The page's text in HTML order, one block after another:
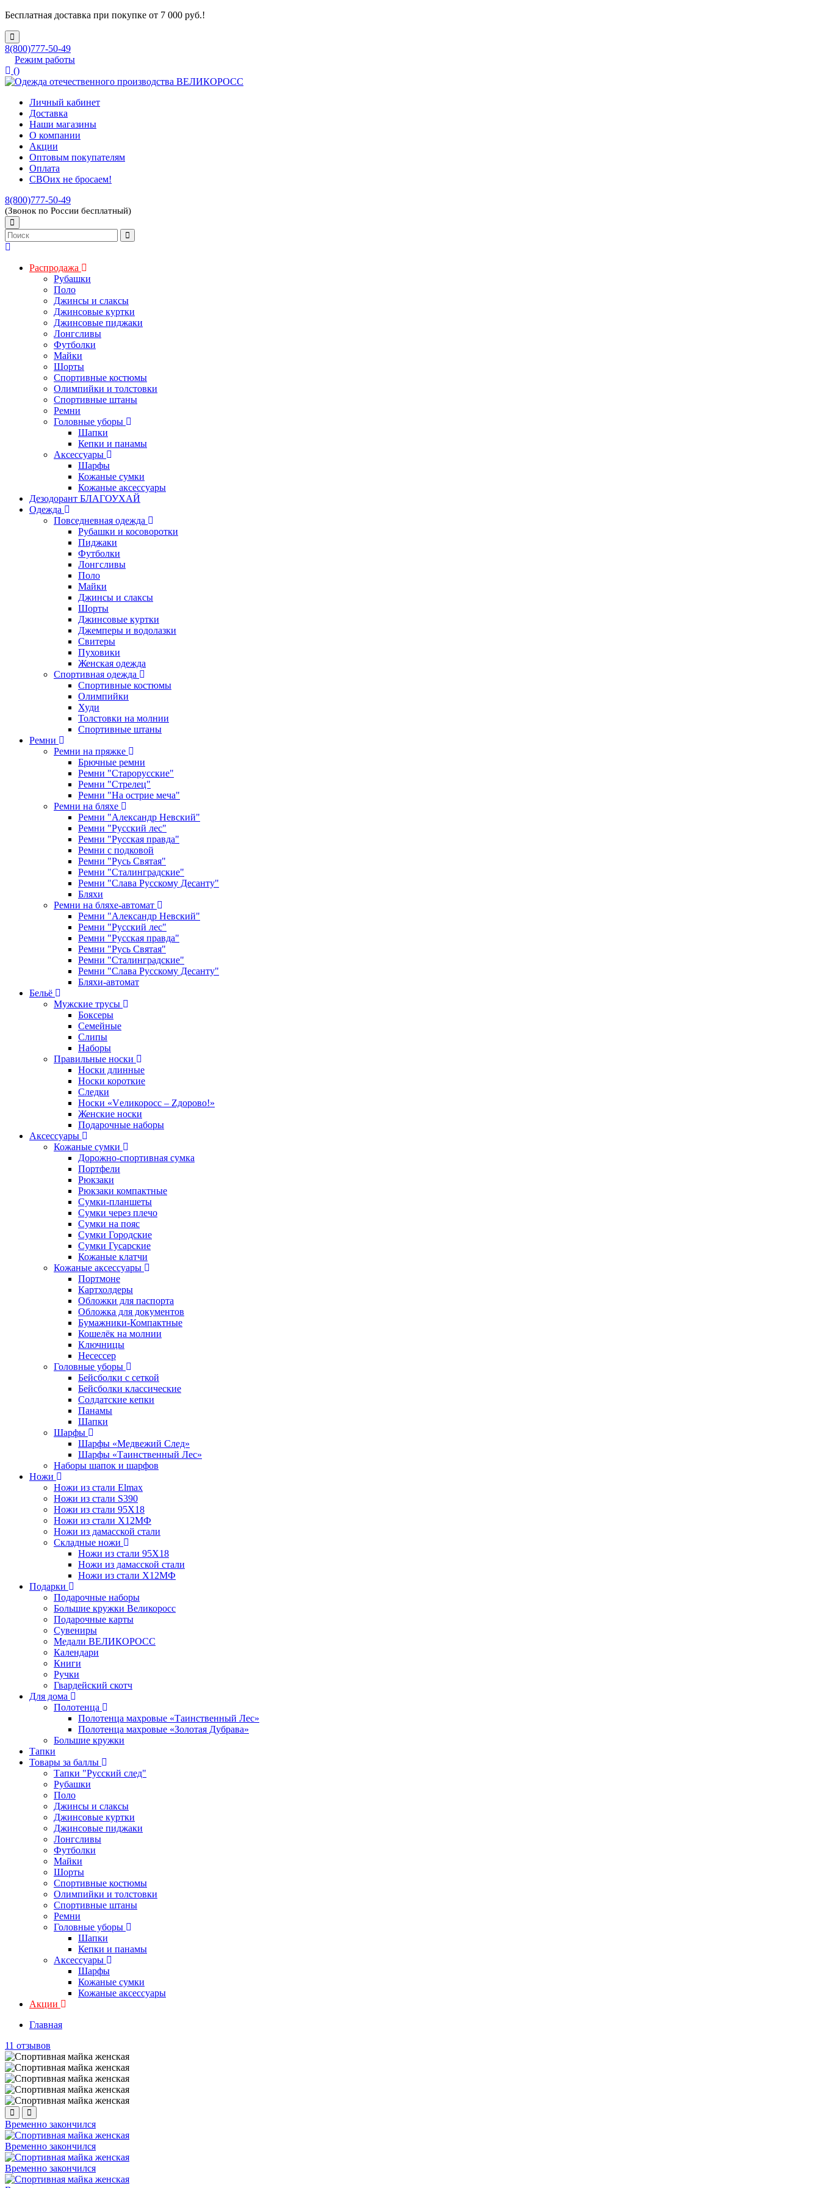
Бесплатная доставка при покупке от 7 000 руб.!
8(800)777-50-49
Режим работы
()
Личный кабинет
Доставка
Наши магазины
О компании
Акции
Оптовым покупателям
Оплата
СВОих не бросаем!
8(800)777-50-49
(Звонок по России бесплатный)
Распродажа
Рубашки
Поло
Джинсы и слаксы
Джинсовые куртки
Джинсовые пиджаки
Лонгсливы
Футболки
Майки
Шорты
Спортивные костюмы
Олимпийки и толстовки
Спортивные штаны
Ремни
Головные уборы
Шапки
Кепки и панамы
Аксессуары
Шарфы
Кожаные сумки
Кожаные аксессуары
Дезодорант БЛАГОУХАЙ
Одежда
Повседневная одежда
Рубашки и косоворотки
Пиджаки
Футболки
Лонгсливы
Поло
Майки
Джинсы и слаксы
Шорты
Джинсовые куртки
Джемперы и водолазки
Свитеры
Пуховики
Женская одежда
Спортивная одежда
Спортивные костюмы
Олимпийки
Худи
Толстовки на молнии
Спортивные штаны
Ремни
Ремни на пряжке
Брючные ремни
Ремни "Старорусские"
Ремни "Стрелец"
Ремни "На острие меча"
Ремни на бляхе
Ремни "Александр Невский"
Ремни "Русский лес"
Ремни "Русская правда"
Ремни с подковой
Ремни "Русь Святая"
Ремни "Сталинградские"
Ремни "Слава Русскому Десанту"
Бляхи
Ремни на бляхе-автомат
Ремни "Александр Невский"
Ремни "Русский лес"
Ремни "Русская правда"
Ремни "Русь Святая"
Ремни "Сталинградские"
Ремни "Слава Русскому Десанту"
Бляхи-автомат
Бельё
Мужские трусы
Боксеры
Семейные
Слипы
Наборы
Правильные носки
Носки длинные
Носки короткие
Следки
Носки «Vеликоросс – Zдорово!»
Женские носки
Подарочные наборы
Аксессуары
Кожаные сумки
Дорожно-спортивная сумка
Портфели
Рюкзаки
Рюкзаки компактные
Сумки-планшеты
Сумки через плечо
Сумки на пояс
Сумки Городские
Сумки Гусарские
Кожаные клатчи
Кожаные аксессуары
Портмоне
Картхолдеры
Обложки для паспорта
Обложка для документов
Бумажники-Компактные
Кошелёк на молнии
Ключницы
Несессер
Головные уборы
Бейсболки с сеткой
Бейсболки классические
Солдатские кепки
Панамы
Шапки
Шарфы
Шарфы «Медвежий След»
Шарфы «Таинственный Лес»
Наборы шапок и шарфов
Ножи
Ножи из стали Elmax
Ножи из стали S390
Ножи из стали 95X18
Ножи из стали Х12МФ
Ножи из дамасской стали
Складные ножи
Ножи из стали 95X18
Ножи из дамасской стали
Ножи из стали Х12МФ
Подарки
Подарочные наборы
Большие кружки Великоросс
Подарочные карты
Сувениры
Медали ВЕЛИКОРОСС
Календари
Книги
Ручки
Гвардейский скотч
Для дома
Полотенца
Полотенца махровые «Таинственный Лес»
Полотенца махровые «Золотая Дубрава»
Большие кружки
Тапки
Товары за баллы
Тапки "Русский след"
Рубашки
Поло
Джинсы и слаксы
Джинсовые куртки
Джинсовые пиджаки
Лонгсливы
Футболки
Майки
Шорты
Спортивные костюмы
Олимпийки и толстовки
Спортивные штаны
Ремни
Головные уборы
Шапки
Кепки и панамы
Аксессуары
Шарфы
Кожаные сумки
Кожаные аксессуары
Акции
Главная
11 отзывов
Временно закончился
Временно закончился
Временно закончился